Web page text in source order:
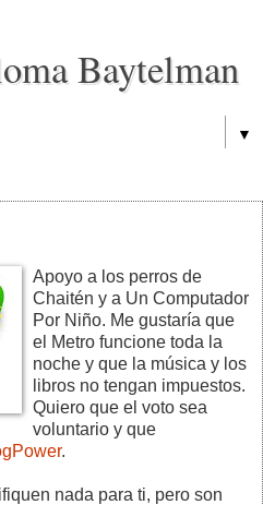
Baytelman
▼
Apoyo a los perros de
Chaitén y a Un Computador
Por Niño. Me gustaría que
el Metro funcione toda la
noche y que la música y los
libros no tengan impuestos.
Quiero que el voto sea
voluntario y que
.
nada para ti, pero son